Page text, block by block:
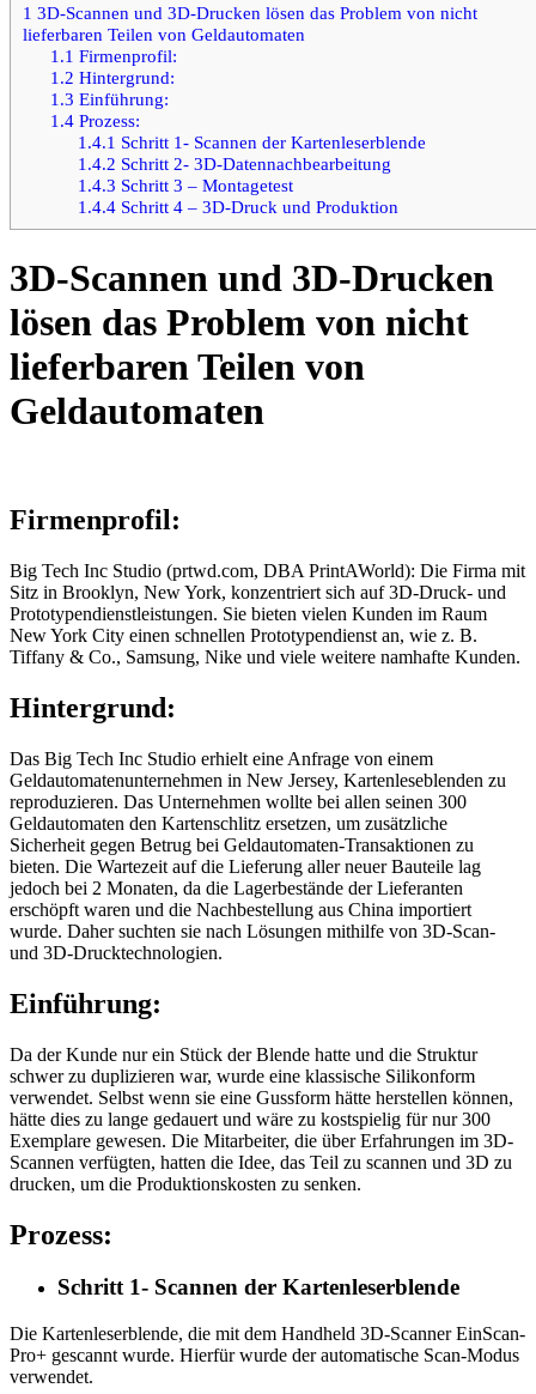
1 3D-Scannen und 3D-Drucken lösen das Problem von nicht
lieferbaren Teilen von Geldautomaten
1.1 Firmenprofil:
1.2 Hintergrund:
1.3 Einführung:
1.4Prozess:
1.4.1 Schritt 1- Scannen der Kartenleserblende
1.4.2 Schritt 2- 3D-Datennachbearbeitung
1.4.3 Schritt 3 – Montagetest
1.4.4Schritt 4 – 3D-Druck und Produktion
3D-Scannen und 3D-Drucken
lösen das Problem von nicht
lieferbaren Teilen von
Geldautomaten
Firmenprofil:
Big Tech Inc Studio (prtwd.com, DBA PrintAWorld): Die Firma mit
Sitz in Brooklyn, New York, konzentriert sich auf 3D-Druck- und
Prototypendienstleistungen. Sie bieten vielen Kunden im Raum
New York City einen schnellen Prototypendienst an, wie z. B.
Tiffany & Co., Samsung, Nike und viele weitere namhafte Kunden.
Hintergrund:
Das Big Tech Inc Studio erhielt eine Anfrage von einem
Geldautomatenunternehmen in New Jersey, Kartenleseblenden zu
reproduzieren. Das Unternehmen wollte bei allen seinen 300
Geldautomaten den Kartenschlitz ersetzen, um zusätzliche
Sicherheit gegen Betrug bei Geldautomaten-Transaktionen zu
bieten. Die Wartezeit auf die Lieferung aller neuer Bauteile lag
jedoch bei 2 Monaten, da die Lagerbestände der Lieferanten
erschöpft waren und die Nachbestellung aus China importiert
wurde. Daher suchten sie nach Lösungen mithilfe von 3D-Scan-
und 3D-Drucktechnologien.
Einführung:
Da der Kunde nur ein Stück der Blende hatte und die Struktur
schwer zu duplizieren war, wurde eine klassische Silikonform
verwendet. Selbst wenn sie eine Gussform hätte herstellen können,
hätte dies zu lange gedauert und wäre zu kostspielig für nur 300
Exemplare gewesen. Die Mitarbeiter, die über Erfahrungen im 3D-
Scannen verfügten, hatten die Idee, das Teil zu scannen und 3D zu
drucken, um die Produktionskosten zu senken.
Prozess:
Schritt 1- Scannen der Kartenleserblende
Die Kartenleserblende, die mit dem Handheld 3D-Scanner EinScan-
Pro+ gescannt wurde. Hierfür wurde der automatische Scan-Modus
verwendet.